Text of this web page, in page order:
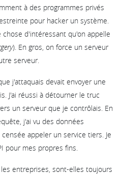
à des programmes privés
pour hacker un système.
d'intéressant qu'on appelle
). En gros, on force un serveur
serveur.
j'attaquais devait envoyer une
J'ai réussi à détourner le truc
un serveur que je contrôlais. En
j'ai vu des données
appeler un service tiers. Je
pour mes propres fins.
entreprises, sont-elles toujours